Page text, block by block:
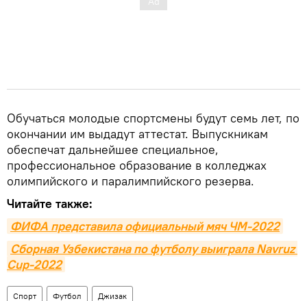
Обучаться молодые спортсмены будут семь лет, по
окончании им выдадут аттестат. Выпускникам
обеспечат дальнейшее специальное,
профессиональное образование в колледжах
олимпийского и паралимпийского резерва.
Читайте также:
ФИФА представила официальный мяч ЧМ-2022
Сборная Узбекистана по футболу выиграла Navruz
Cup-2022
Спорт Футбол Джизак